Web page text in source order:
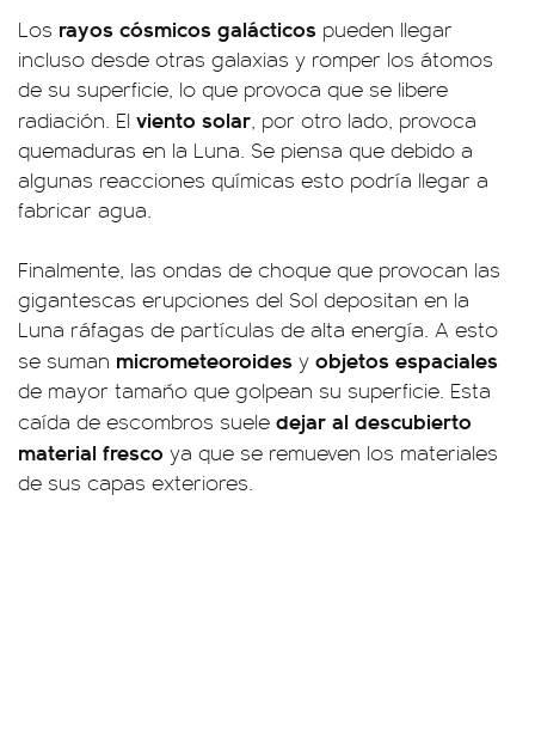
Los rayos cósmicos galácticos pueden llegar
incluso desde otras galaxias y romper los átomos
de su superficie, lo que provoca que se libere
radiación. El viento solar, por otro lado, provoca
quemaduras en la Luna. Se piensa que debido a
algunas reacciones químicas esto podría llegar a
fabricar agua.
Finalmente, las ondas de choque que provocan las
gigantescas erupciones del Sol depositan en la
Luna ráfagas de partículas de alta energía. A esto
se suman micrometeoroides y objetos espaciales
de mayor tamaño que golpean su superficie. Esta
caída de escombros suele dejar al descubierto
material fresco ya que se remueven los materiales
de sus capas exteriores.